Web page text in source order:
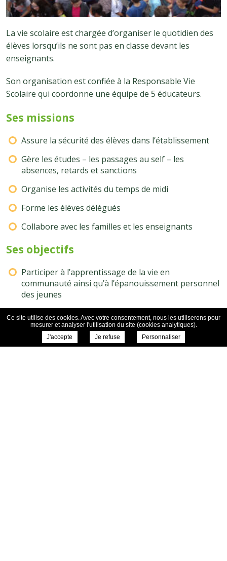
La vie scolaire est chargée d’organiser le quotidien des
élèves lorsqu’ils ne sont pas en classe devant les
enseignants.
Son organisation est confiée à la Responsable Vie
Scolaire qui coordonne une équipe de 5 éducateurs.
Ses missions
Assure la sécurité des élèves dans l’établissement
Gère les études – les passages au self – les
absences, retards et sanctions
Organise les activités du temps de midi
Forme les élèves délégués
Collabore avec les familles et les enseignants
Ses objectifs
Participer à l’apprentissage de la vie en
communauté ainsi qu’à l’épanouissement personnel
des jeunes
Assurer une présence et une écoute auprès de tous
S’assurer du respect des règles et des personnes
Ce site utilise des cookies. Avec votre consentement, nous les utiliserons pour
mesurer et analyser l'utilisation du site (cookies analytiques).
J'accepte
Je refuse Personnaliser